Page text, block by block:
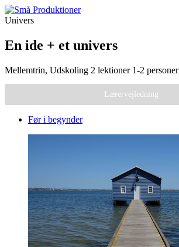
Univers
En ide + et univers
Mellemtrin, Udskoling 2 lektioner 1-2 personer
Lærervejledning
Før i begynder